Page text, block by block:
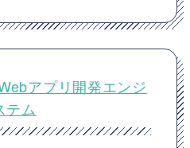
アプリ開発エンジ
ム